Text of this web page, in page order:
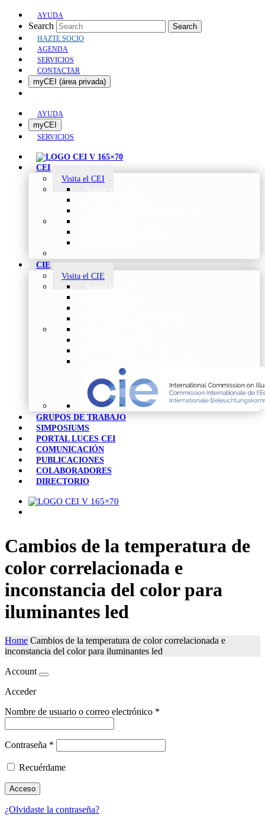
AYUDA
Search Search
HAZTE SOCIO
AGENDA
SERVICIOS
CONTACTAR
myCEI (área privada)
AYUDA
myCEI
SERVICIOS
CEI
Visita el CEI
CIE
Visita el CIE
GRUPOS DE TRABAJO
SIMPOSIUMS
PORTAL LUCES CEI
COMUNICACIÓN
PUBLICACIONES
COLABORADORES
DIRECTORIO
Cambios de la temperatura de
color correlacionada e
inconstancia del color para
iluminantes led
Home Cambios de la temperatura de color correlacionada e
inconstancia del color para iluminantes led
Account
Acceder
Nombre de usuario o correo electrónico *
Contraseña *
Recuérdame
Acceso
¿Olvidaste la contraseña?